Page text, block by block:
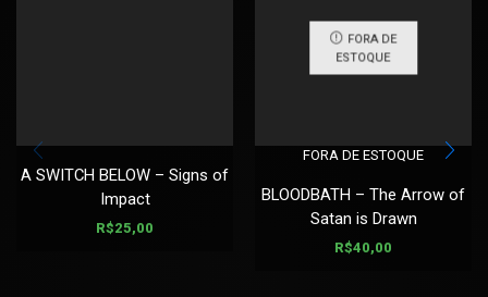
A SWITCH BELOW – Signs of
Impact
R$25,00
FORA DE
ESTOQUE
FORA DE ESTOQUE
BLOODBATH – The Arrow of
Satan is Drawn
R$40,00